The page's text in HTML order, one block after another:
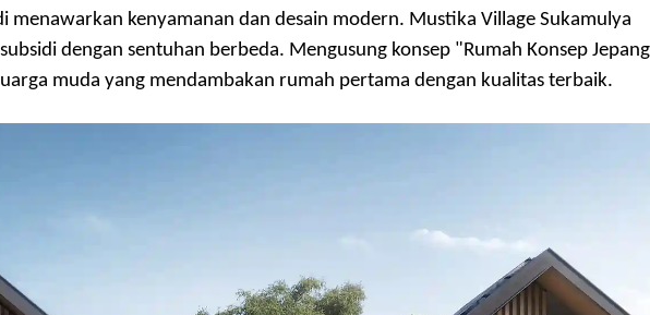
menawarkan kenyamanan dan desain modern. Mustika Village Sukamulya
dengan sentuhan berbeda. Mengusung konsep "Rumah Konsep Jepang
muda yang mendambakan rumah pertama dengan kualitas terbaik.